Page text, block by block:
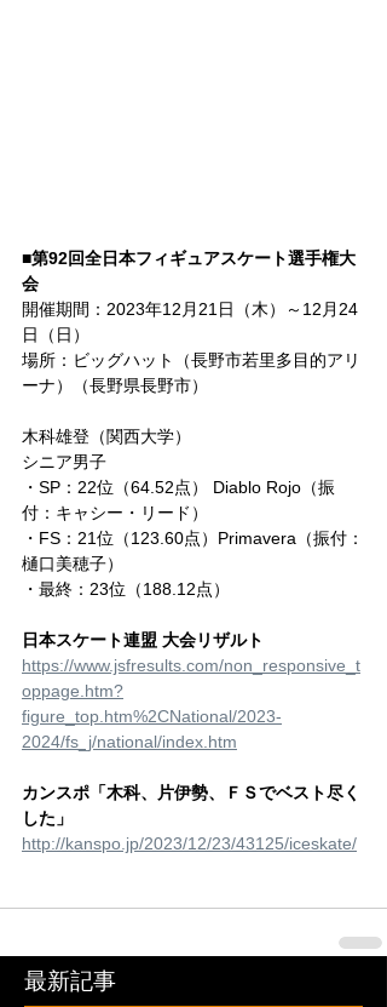
■第92回全日本フィギュアスケート選手権大
会
開催期間：2023年12月21日（木）～12月24
日（日）
場所：ビッグハット（長野市若里多目的アリ
ーナ）（長野県長野市）
木科雄登（関西大学）
シニア男子
・SP：22位（64.52点） Diablo Rojo（振
付：キャシー・リード）
・FS：21位（123.60点）Primavera（振付：
樋口美穂子）
・最終：23位（188.12点）
日本スケート連盟 大会リザルト
https://www.jsfresults.com/non_responsive_t
oppage.htm?
figure_top.htm%2CNational/2023-
2024/fs_j/national/index.htm
カンスポ「木科、片伊勢、ＦＳでベスト尽く
した」
http://kanspo.jp/2023/12/23/43125/iceskate/
最新記事